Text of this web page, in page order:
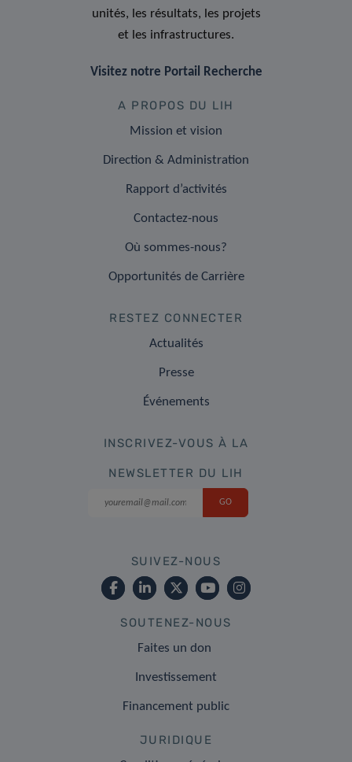
unités, les résultats, les projets
et les infrastructures.
Visitez notre Portail Recherche
A PROPOS DU LIH
Mission et vision
Direction & Administration
Rapport d’activités
Contactez-nous
Où sommes-nous?
Opportunités de Carrière
RESTEZ CONNECTER
Actualités
Presse
Événements
INSCRIVEZ-VOUS À LA
NEWSLETTER DU LIH
SUIVEZ-NOUS
SOUTENEZ-NOUS
Faites un don
Investissement
Financement public
JURIDIQUE